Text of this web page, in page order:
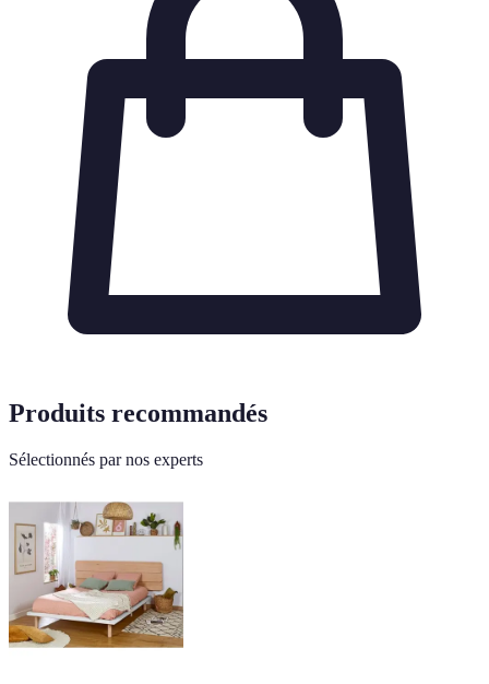
Produits recommandés
Sélectionnés par nos experts